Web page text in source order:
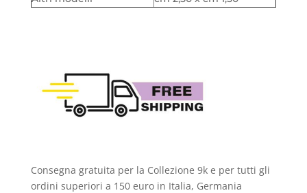
Consegna gratuita per la Collezione 9k e per tutti gli
ordini superiori a 150 euro in Italia, Germania